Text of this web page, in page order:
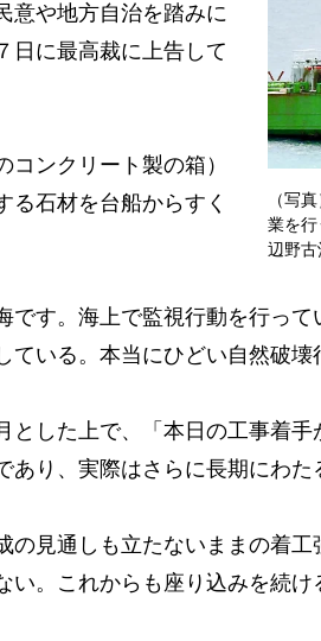
（写
業を
辺野古
意や地方自治を踏みに
日に最高裁に上告して
ンクリート製の箱）
る石材を台船からすく
す。海上で監視行動を行っ
いる。本当にひどい自然破壊
した上で、「本日の工事着手
り、実際はさらに長期にわた
見通しも立たないままの着工
。これからも座り込みを続け